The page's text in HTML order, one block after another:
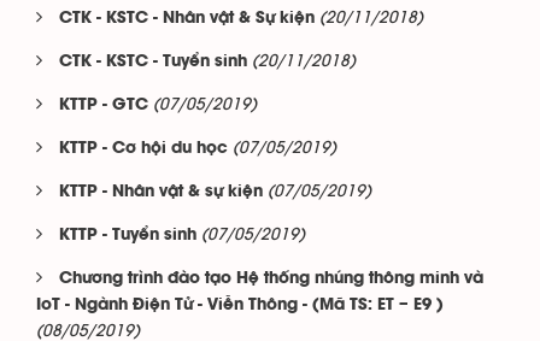
CTK - KSTC - Nhân vật & Sự kiện (20/11/2018)
CTK - KSTC - Tuyển sinh (20/11/2018)
KTTP - GTC (07/05/2019)
KTTP - Cơ hội du học (07/05/2019)
KTTP - Nhân vật & sự kiện (07/05/2019)
KTTP - Tuyển sinh (07/05/2019)
Chương trình đào tạo Hệ thống nhúng thông minh và
IoT - Ngành Điện Tử - Viễn Thông - (Mã TS: ET – E9 )
(08/05/2019)